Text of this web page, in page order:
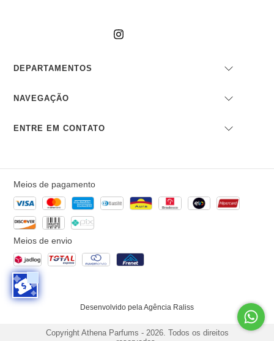
DEPARTAMENTOS
NAVEGAÇÃO
ENTRE EM CONTATO
Desenvolvido pela Agência Raliss
Copyright Athena Parfums - 2026. Todos os direitos